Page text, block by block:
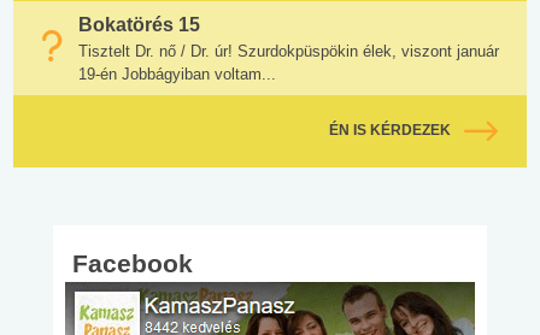
Bokatörés 15
Tisztelt Dr. nő / Dr. úr! Szurdokpüspökin élek, viszont január
19-én Jobbágyiban voltam...
ÉN IS KÉRDEZEK
Facebook